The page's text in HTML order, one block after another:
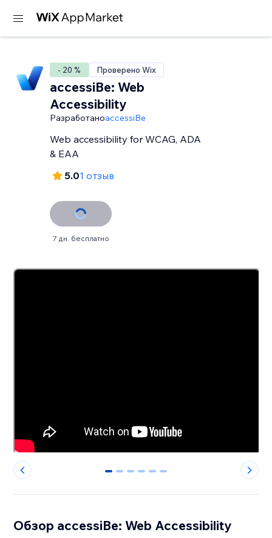
- 20 % Проверено Wix
accessiBe: Web
Accessibility
РазработаноaccessiBe
Web accessibility for WCAG, ADA
& EAA
5.01 отзыв
7 дн. бесплатно
0 1 2 3 4 5
Обзор accessiBe: Web Accessibility